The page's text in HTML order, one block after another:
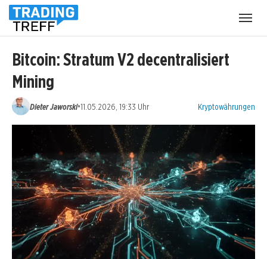
Bitcoin: Stratum V2 decentralisiert
Mining
Dieter Jaworski•11.05.2026, 19:33 Uhr Kategorien:
Kryptowährungen